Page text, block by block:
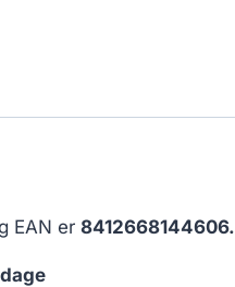
EAN er 8412668144606.